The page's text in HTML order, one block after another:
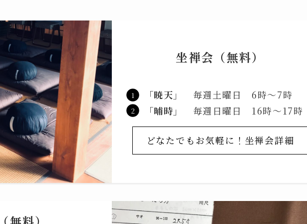
坐禅会（無料）
「暁天」
毎週土曜日 6時〜7時
「晡時」
毎週日曜日 16時〜17時
どなたでもお気軽に！坐禅会詳細